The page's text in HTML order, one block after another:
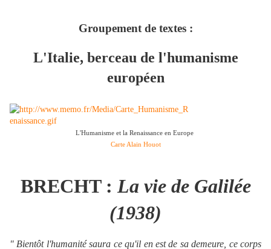
Groupement de textes :
L'Italie, berceau de l'humanisme
européen
L'Humanisme et la Renaissance en Europe
Carte Alain Houot
BRECHT : La vie de Galilée
(1938)
" Bientôt l'humanité saura ce qu'il en est de sa demeure, ce corps